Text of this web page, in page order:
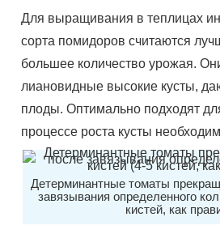
Для выращивания в теплицах
сорта помидоров считаются
большее количество урожая.
лиановидные высокие кусты,
плоды. Оптимально подходят
процессе роста кусты
Детерминантные томаты
завязывания определенного
кистей, как